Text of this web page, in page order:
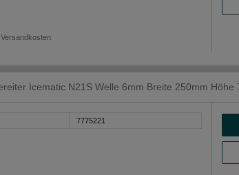
Versandkosten
Icematic N21S Welle 6mm Breite 250mm Höhe
7775221